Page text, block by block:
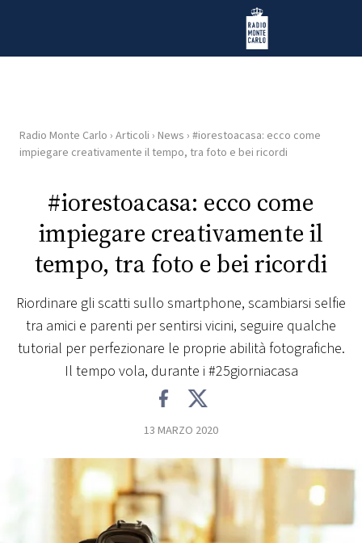
Radio Monte Carlo
HOME
RADIO
WEB
RADIO
PLAYLIST
NEWS
EVENTI
Radio Monte Carlo › Articoli › News › #iorestoacasa: ecco come
impiegare creativamente il tempo, tra foto e bei ricordi
#iorestoacasa: ecco come
impiegare creativamente il
tempo, tra foto e bei ricordi
Riordinare gli scatti sullo smartphone, scambiarsi selfie
tra amici e parenti per sentirsi vicini, seguire qualche
tutorial per perfezionare le proprie abilità fotografiche.
Il tempo vola, durante i #25giorniacasa
13 MARZO 2020